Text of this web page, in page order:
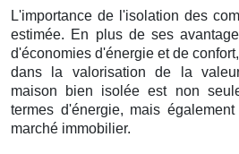
L'importance de l'isolation des
estimée. En plus de ses
d'économies d'énergie et de
dans la valorisation de la
maison bien isolée est non
termes d'énergie, mais
marché immobilier.